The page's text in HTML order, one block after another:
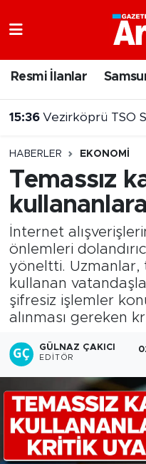
Resmi İlanlar
15:36 Vezirköprü TSO
HABERLER EKONOMI
Temassız
İnternet
önlemleri
yöneltti. Uzmanlar,
kullanan
şifresiz işlemler
alınması gereken
GÜLNAZ ÇAKICI
EDITÖR
Samsun Namaz
Süper Lig Puan
Tüm Manşetler
Son Dakika
Haber Arşivi